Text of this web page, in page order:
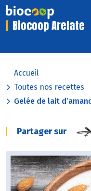
Biocoop Arelate
Accueil
Toutes nos recettes
Gelée de lait
Partager sur